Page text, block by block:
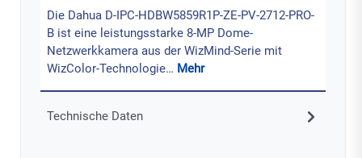
Die Dahua D-IPC-HDBW5859R1P-ZE-PV-2712-PRO-
B ist eine leistungsstarke 8-MP Dome-
Netzwerkkamera aus der WizMind-Serie mit
WizColor-Technologie… Mehr
Technische Daten